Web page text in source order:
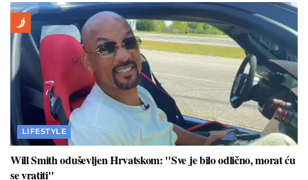
LIFESTYLE
Will Smith oduševljen Hrvatskom: "Sve je bilo odlično, morat ću
se vratiti"